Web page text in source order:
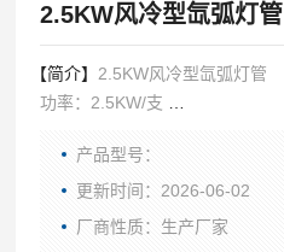
2.5KW风冷型氙弧灯管
【简介】 2.5KW风冷型氙弧灯管
功率：2.5KW/支
灯管直径：22㎜
使用寿命：800-1000小时
产品型号：
更新时间：2026-06-02
厂商性质：生产厂家